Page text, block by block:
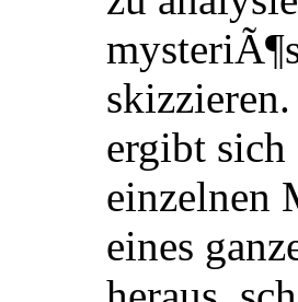
ergibt
einzelnen
eines